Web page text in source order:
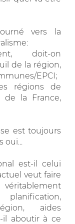
vers la
doit-on
de la région,
EPCI;
régions de
de la France,
est toujours
est-il celui
veut faire
aides
il aboutir à ce